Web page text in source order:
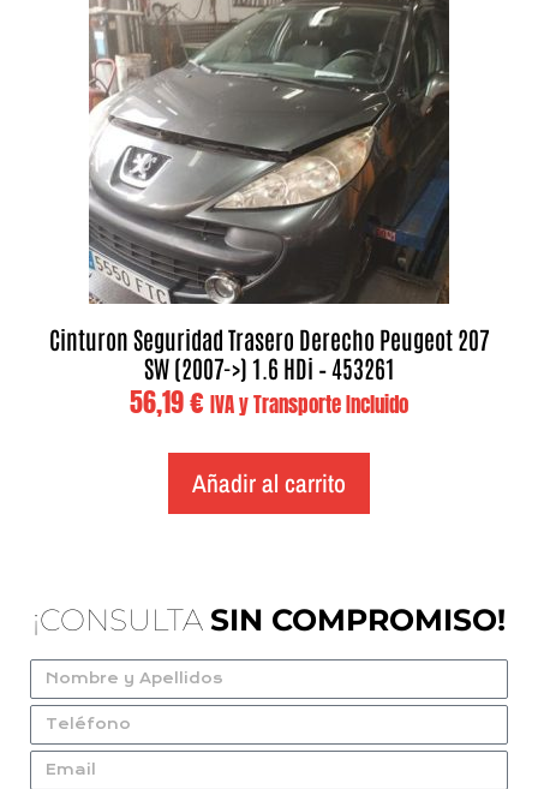
Cinturon Seguridad Trasero Derecho Peugeot 207
SW (2007->) 1.6 HDi – 453261
56,19€ IVA y Transporte Incluido
Añadir al carrito
¡CONSULTA SIN COMPROMISO!